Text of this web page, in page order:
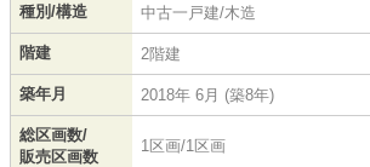
種別/構造 中古一戸建/木造
階建 2階建
築年月 2018年 6月 (築8年)
総区画数/
販売区画数
1区画/1区画